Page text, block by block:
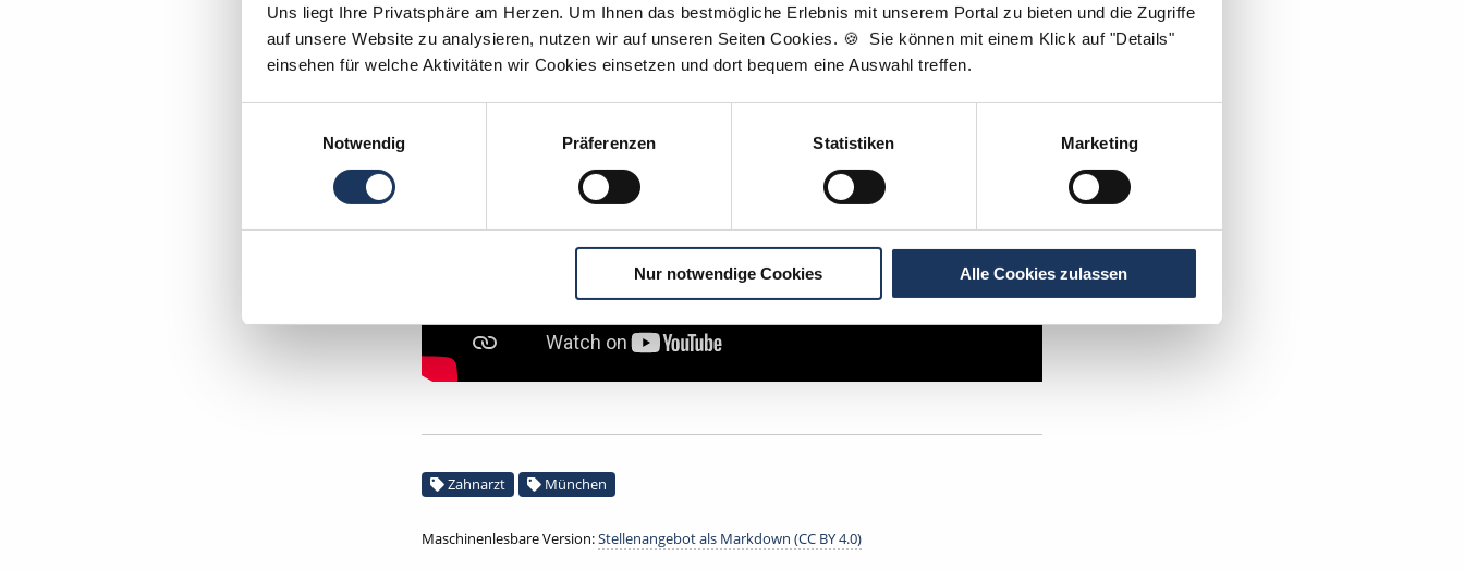
Uns liegt Ihre Privatsphäre am Herzen. Um Ihnen das bestmögliche Erlebnis mit unserem Portal zu bieten und die Zugriffe
auf unsere Website zu analysieren, nutzen wir auf unseren Seiten Cookies. 🍪 Sie können mit einem Klick auf "Details"
einsehen für welche Aktivitäten wir Cookies einsetzen und dort bequem eine Auswahl treffen.
Notwendig
Präferenzen Statistiken Marketing
Nur notwendige Cookies Alle Cookies zulassen
Zahnarzt München
Maschinenlesbare Version:Stellenangebot als Markdown (CC BY 4.0)